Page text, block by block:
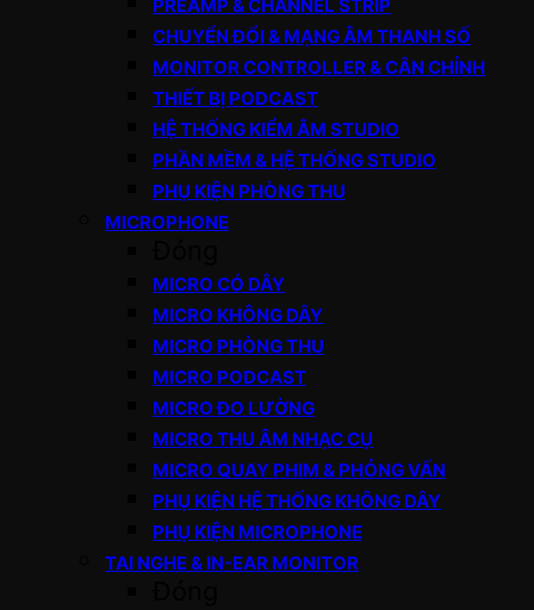
PREAMP & CHANNEL STRIP
CHUYỂN ĐỔI & MẠNG ÂM THANH SỐ
MONITOR CONTROLLER & CÂN CHỈNH
THIẾT BỊ PODCAST
HỆ THỐNG KIỂM ÂM STUDIO
PHẦN MỀM & HỆ THỐNG STUDIO
PHỤ KIỆN PHÒNG THU
MICROPHONE
MICRO CÓ DÂY
MICRO KHÔNG DÂY
MICRO PHÒNG THU
MICRO PODCAST
MICRO ĐO LƯỜNG
MICRO THU ÂM NHẠC CỤ
MICRO QUAY PHIM & PHỎNG VẤN
PHỤ KIỆN HỆ THỐNG KHÔNG DÂY
PHỤ KIỆN MICROPHONE
TAI NGHE & IN-EAR MONITOR